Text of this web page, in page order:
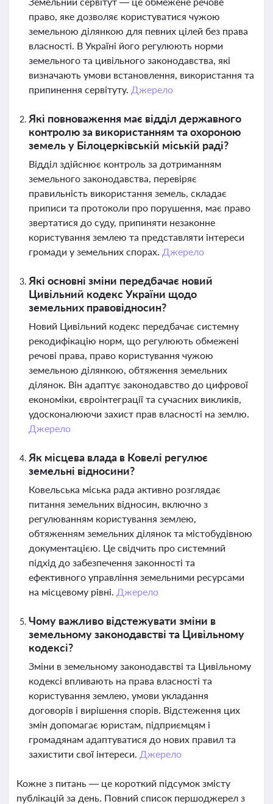
право, яке дозволяє користуватися чужою
земельною ділянкою для певних цілей без права
власності. В Україні його регулюють норми
земельного та цивільного законодавства, які
визначають умови встановлення, використання та
припинення сервітуту. Джерело
Які повноваження має відділ державного
контролю за використанням та охороною
земель у Білоцерківській міській раді?
Відділ здійснює контроль за дотриманням
земельного законодавства, перевіряє
правильність використання земель, складає
приписи та протоколи про порушення, має право
звертатися до суду, припиняти незаконне
користування землею та представляти інтереси
громади у земельних спорах. Джерело
Які основні зміни передбачає новий
Цивільний кодекс України щодо
земельних правовідносин?
Новий Цивільний кодекс передбачає системну
рекодифікацію норм, що регулюють обмежені
речові права, право користування чужою
земельною ділянкою, обтяження земельних
ділянок. Він адаптує законодавство до цифрової
економіки, євроінтеграції та сучасних викликів,
удосконалюючи захист прав власності на землю.
Джерело
Як місцева влада в Ковелі регулює
земельні відносини?
Ковельська міська рада активно розглядає
питання земельних відносин, включно з
регулюванням користування землею,
обтяженням земельних ділянок та містобудівною
документацією. Це свідчить про системний
підхід до забезпечення законності та
ефективного управління земельними ресурсами
на місцевому рівні. Джерело
Чому важливо відстежувати зміни в
земельному законодавстві та Цивільному
кодексі?
Зміни в земельному законодавстві та Цивільному
кодексі впливають на права власності та
користування землею, умови укладання
договорів і вирішення спорів. Відстеження цих
змін допомагає юристам, підприємцям і
громадянам адаптуватися до нових правил та
захистити свої інтереси. Джерело
Кожне з питань — це короткий підсумок змісту
публікацій за день. Повний список першоджерел з